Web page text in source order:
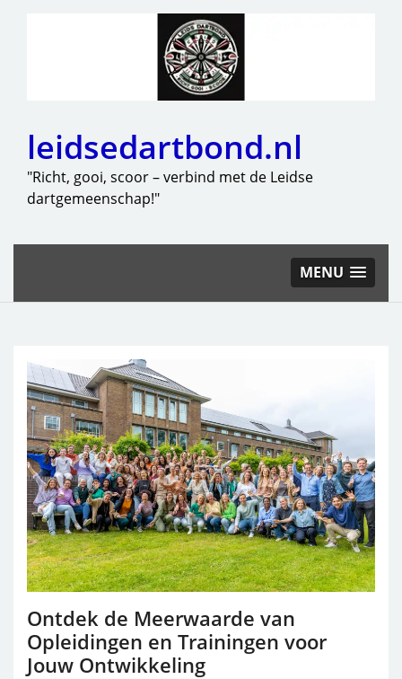
leidsedartbond.nl
"Richt, gooi, scoor – verbind met de Leidse
dartgemeenschap!"
MENU
Ontdek de Meerwaarde van
Opleidingen en Trainingen voor
Jouw Ontwikkeling